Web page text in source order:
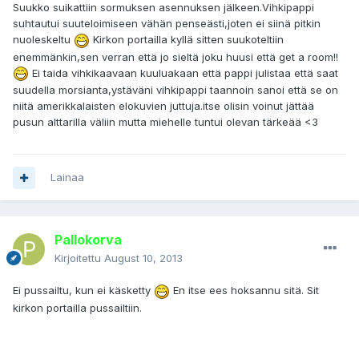
Suukko suikattiin sormuksen asennuksen jälkeen.Vihkipappi
suhtautui suuteloimiseen vähän penseästi,joten ei siinä pitkin
nuoleskeltu
Kirkon portailla kyllä sitten suukoteltiin
enemmänkin,sen verran että jo sieltä joku huusi että get a room!!
Ei taida vihkikaavaan kuuluakaan että pappi julistaa että saat
suudella morsianta,ystäväni vihkipappi taannoin sanoi että se on
niitä amerikkalaisten elokuvien juttuja.itse olisin voinut jättää
pusun alttarilla väliin mutta miehelle tuntui olevan tärkeää <3
Lainaa
Pallokorva
Kirjoitettu August 10, 2013
Ei pussailtu, kun ei käsketty
En itse ees hoksannu sitä. Sit
kirkon portailla pussailtiin.